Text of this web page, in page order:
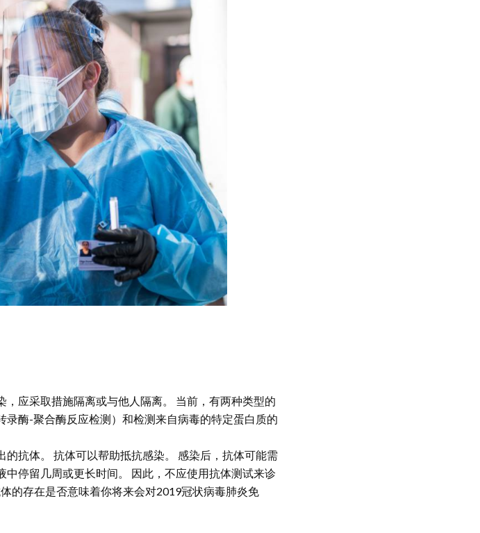
应采取措施隔离或与他人隔离。 当前，有两种类型的
录酶-聚合酶反应检测）和检测来自病毒的特定蛋白质的
抗体。 抗体可以帮助抵抗感染。 感染后，抗体可能需
停留几周或更长时间。 因此，不应使用抗体测试来诊
的存在是否意味着你将来会对2019冠状病毒肺炎免